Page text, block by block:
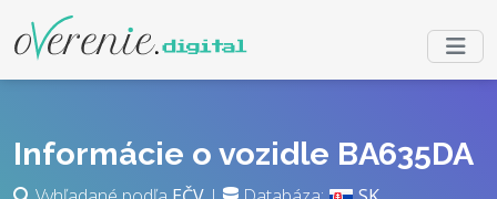
Informácie o vozidle BA635DA